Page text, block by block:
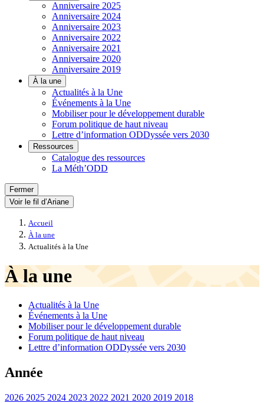
Anniversaire 2025
Anniversaire 2024
Anniversaire 2023
Anniversaire 2022
Anniversaire 2021
Anniversaire 2020
Anniversaire 2019
À la une
Actualités à la Une
Événements à la Une
Mobiliser pour le développement durable
Forum politique de haut niveau
Lettre d’information ODDyssée vers 2030
Ressources
Catalogue des ressources
La Méth’ODD
Fermer
Voir le fil d’Ariane
Accueil
À la une
Actualités à la Une
À la une
Actualités à la Une
Événements à la Une
Mobiliser pour le développement durable
Forum politique de haut niveau
Lettre d’information ODDyssée vers 2030
Année
2026 2025 2024 2023 2022 2021 2020 2019 2018